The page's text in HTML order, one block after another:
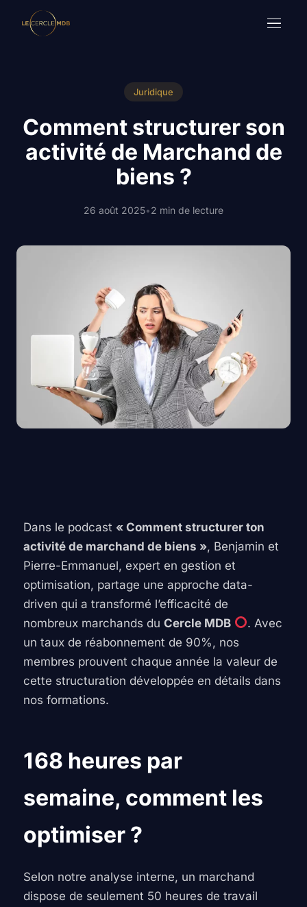
Juridique
Comment structurer son
activité de Marchand de
biens ?
26 août 2025•2 min de lecture
Dans le podcast « Comment structurer ton
activité de marchand de biens », Benjamin et
Pierre-Emmanuel, expert en gestion et
optimisation, partage une approche data-
driven qui a transformé l’efficacité de
nombreux marchands du Cercle MDB
. Avec
un taux de réabonnement de 90%, nos
membres prouvent chaque année la valeur de
cette structuration développée en détails dans
nos formations.
168 heures par
semaine, comment les
optimiser ?
Selon notre analyse interne, un marchand
dispose de seulement 50 heures de travail